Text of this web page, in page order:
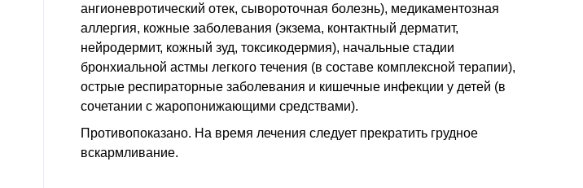
ангионевротический отек, сывороточная болезнь), медикаментозная
аллергия, кожные заболевания (экзема, контактный дерматит,
нейродермит, кожный зуд, токсикодермия), начальные стадии
бронхиальной астмы легкого течения (в составе комплексной терапии),
острые респираторные заболевания и кишечные инфекции у детей (в
сочетании с жаропонижающими средствами).
Противопоказано. На время лечения следует прекратить грудное
вскармливание.